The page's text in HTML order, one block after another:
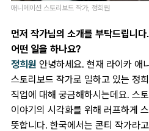
애니메이션 스토리보드 작가, 정희원
먼저 작가님의 소개를 부탁드립니
어떤 일을 하나요?
정희원 안녕하세요. 현재 라이카 애
스토리보드 작가로 일하고 있는 정
직업에 대해 궁금해하시는데요. 스
이야기의 시각화를 위해 러프하게
뜻합니다. 한국에서는 콘티 작가라